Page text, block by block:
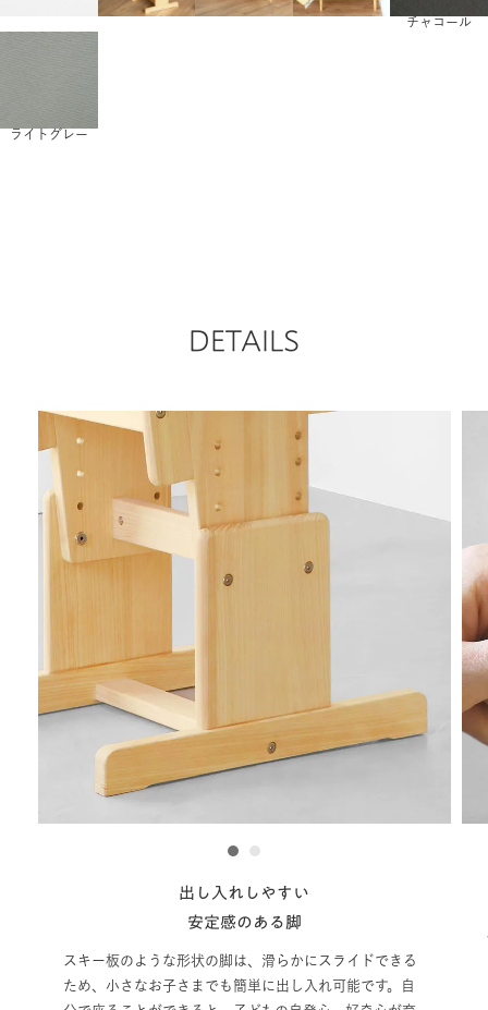
チャコール
ライトグレー
DETAILS
床保護シートついています
床保護のフェルトをご用意しています。商品に同梱されて
いるので、カットしてご使用ください。
1 2